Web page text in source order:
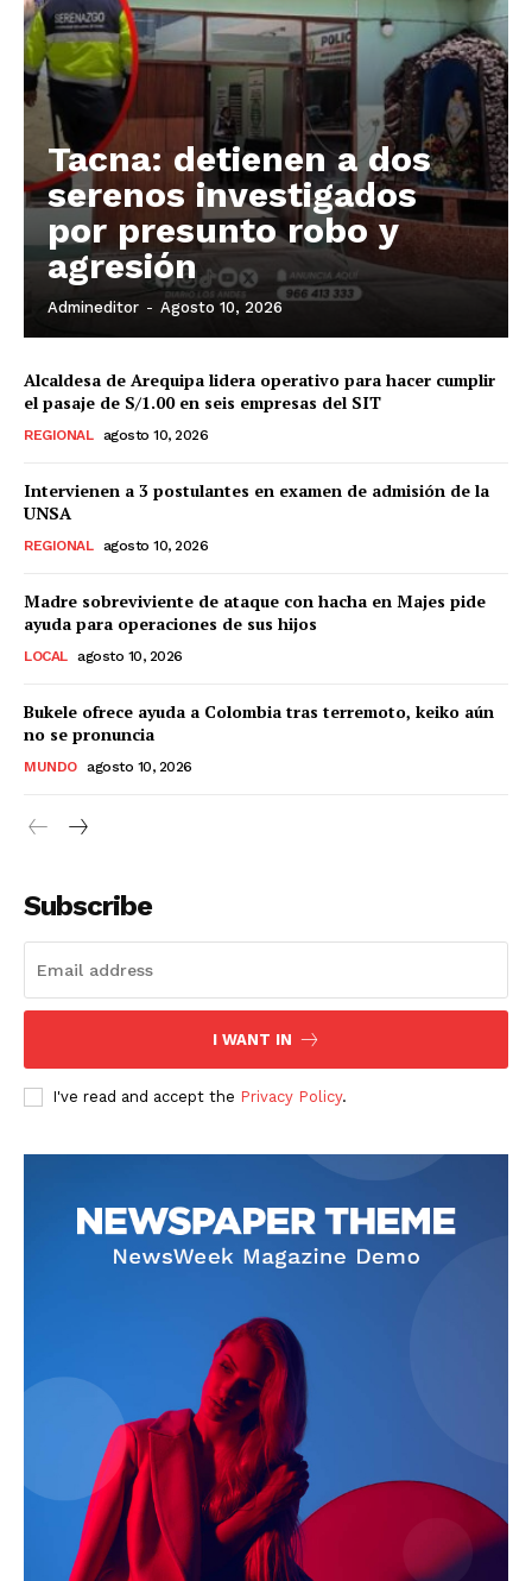
SUSCRIBETE
Nosotros
Tacna: detienen a dos
serenos investigados
por presunto robo y
agresión
Admineditor - Agosto 10, 2026
Alcaldesa de Arequipa lidera operativo para hacer cumplir
el pasaje de S/1.00 en seis empresas del SIT
REGIONAL agosto 10, 2026
Intervienen a 3 postulantes en examen de admisión de la
UNSA
REGIONAL agosto 10, 2026
Madre sobreviviente de ataque con hacha en Majes pide
ayuda para operaciones de sus hijos
LOCAL agosto 10, 2026
Bukele ofrece ayuda a Colombia tras terremoto, keiko aún
no se pronuncia
MUNDO agosto 10, 2026
Subscribe
I WANT IN
I've read and accept the Privacy Policy.